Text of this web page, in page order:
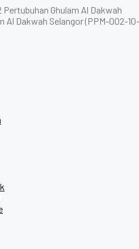
Ghulam Al Dakwah
Al Dakwah Selangor (PPM-002-10-